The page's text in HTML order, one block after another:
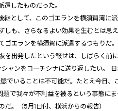
したものだった。
として、このゴエランを横須賀湾に派
しも、さらなるよい効果を生むとは思
ゴエランを横須賀に派遣するつもりだ
を出発したという報せは、しばらく前
ャンをコーチシナに送り返したい。
でいることは不可能だ。たとえ今日
で我々が不利益を被るという事態に
。（5月1日付、横浜からの報告）